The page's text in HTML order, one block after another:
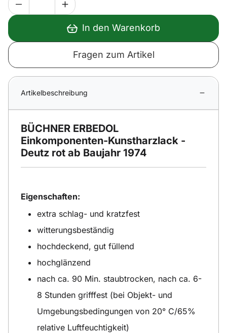
In den Warenkorb
Fragen zum Artikel
Artikelbeschreibung
BÜCHNER ERBEDOL
Einkomponenten-Kunstharzlack -
Deutz rot ab Baujahr 1974
Eigenschaften:
extra schlag- und kratzfest
witterungsbeständig
hochdeckend, gut füllend
hochglänzend
nach ca. 90 Min. staubtrocken, nach ca. 6-
8 Stunden grifffest (bei Objekt- und
Umgebungsbedingungen von 20° C/65%
relative Luftfeuchtigkeit)